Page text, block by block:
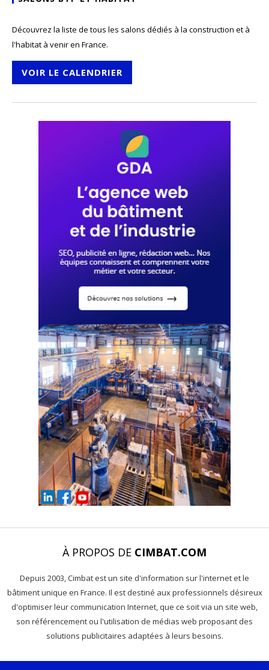
Découvrez la liste de tous les salons dédiés à la construction et à
l'habitat à venir en France.
VOIR LE CALENDRIER
À PROPOS DE CIMBAT.COM
Depuis 2003, Cimbat est un site d'information sur l'internet et le
bâtiment unique en France. Il est destiné aux professionnels désireux
d'optimiser leur communication Internet, que ce soit via un site web,
son référencement ou l'utilisation de médias web proposant des
solutions publicitaires adaptées à leurs besoins.